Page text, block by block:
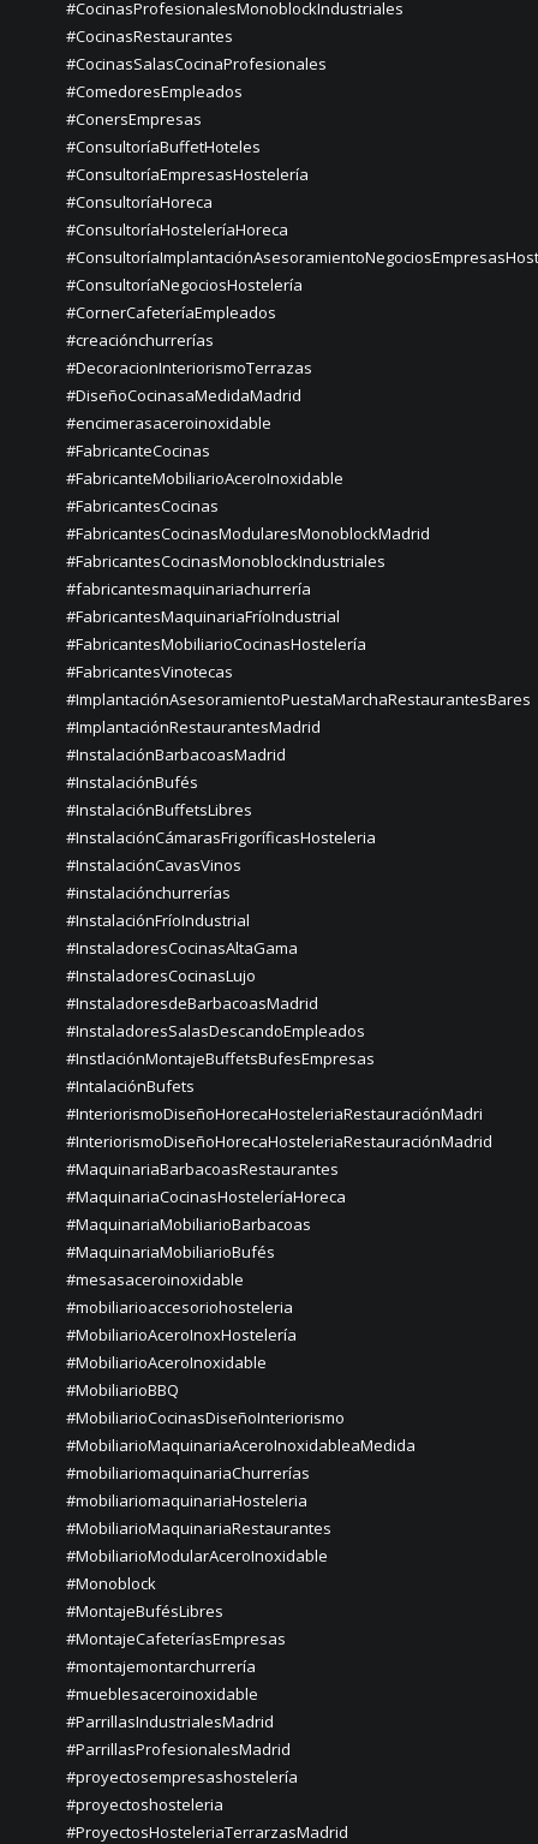
#CocinasProfesionalesMonoblockIndustriales
#CocinasRestaurantes
#CocinasSalasCocinaProfesionales
#ComedoresEmpleados
#ConersEmpresas
#ConsultoríaBuffetHoteles
#ConsultoríaEmpresasHostelería
#ConsultoríaHoreca
#ConsultoríaHosteleríaHoreca
#ConsultoríaNegociosHostelería
#CornerCafeteríaEmpleados
#creaciónchurrerías
#DecoracionInteriorismoTerrazas
#DiseñoCocinasaMedidaMadrid
#encimerasaceroinoxidable
#FabricanteCocinas
#FabricanteMobiliarioAceroInoxidable
#FabricantesCocinas
#FabricantesCocinasModularesMonoblockMadrid
#FabricantesCocinasMonoblockIndustriales
#fabricantesmaquinariachurrería
#FabricantesMaquinariaFríoIndustrial
#FabricantesMobiliarioCocinasHostelería
#FabricantesVinotecas
#ImplantaciónAsesoramientoPuestaMarchaRestaurantesBares
#ImplantaciónRestaurantesMadrid
#InstalaciónBarbacoasMadrid
#InstalaciónBufés
#InstalaciónBuffetsLibres
#InstalaciónCámarasFrigoríficasHosteleria
#InstalaciónCavasVinos
#instalaciónchurrerías
#InstalaciónFríoIndustrial
#InstaladoresCocinasAltaGama
#InstaladoresCocinasLujo
#InstaladoresdeBarbacoasMadrid
#InstaladoresSalasDescandoEmpleados
#InstlaciónMontajeBuffetsBufesEmpresas
#IntalaciónBufets
#InteriorismoDiseñoHorecaHosteleriaRestauraciónMadri
#InteriorismoDiseñoHorecaHosteleriaRestauraciónMadrid
#MaquinariaBarbacoasRestaurantes
#MaquinariaCocinasHosteleríaHoreca
#MaquinariaMobiliarioBarbacoas
#MaquinariaMobiliarioBufés
#mesasaceroinoxidable
#mobiliarioaccesoriohosteleria
#MobiliarioAceroInoxHostelería
#MobiliarioAceroInoxidable
#MobiliarioBBQ
#MobiliarioCocinasDiseñoInteriorismo
#MobiliarioMaquinariaAceroInoxidableaMedida
#mobiliariomaquinariaChurrerías
#mobiliariomaquinariaHosteleria
#MobiliarioMaquinariaRestaurantes
#MobiliarioModularAceroInoxidable
#Monoblock
#MontajeBufésLibres
#MontajeCafeteríasEmpresas
#montajemontarchurrería
#mueblesaceroinoxidable
#ParrillasIndustrialesMadrid
#ParrillasProfesionalesMadrid
#proyectosempresashostelería
#proyectoshosteleria
#ProyectosHosteleriaTerrarzasMadrid